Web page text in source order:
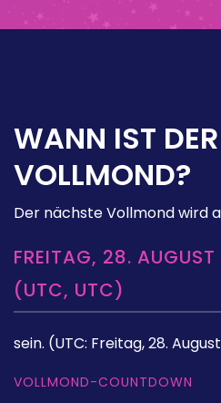
WANN IST
VOLLMOND?
Der nächste Vollmond wird
FREITAG, 28.
(UTC, UTC)
sein. (UTC: Freitag, 28.
VOLLMOND-COUNTDOWN